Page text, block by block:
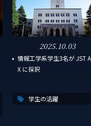
2025.10.03
情報工学系学生3名が JST
X に採択
学生の活躍